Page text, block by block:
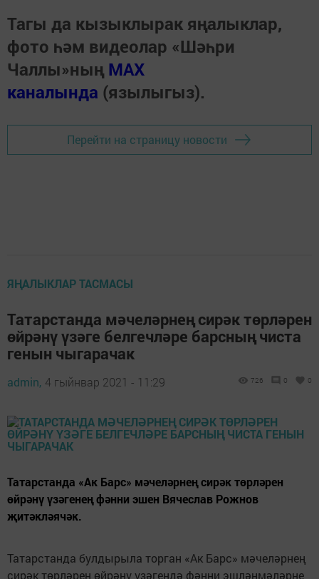
Тагы да кызыклырак яңалыклар,
фото һәм видеолар «Шәһри
Чаллы»ның MAX
каналында (язылыгыз).
Перейти на страницу новости
ЯҢАЛЫКЛАР ТАСМАСЫ
Татарстанда мәчеләрнең сирәк төрләрен
өйрәнү үзәге белгечләре барсның чиста
генын чыгарачак
admin, 4 гыйнвар 2021 - 11:29 726 0 0
Татарстанда «Ак Барс» мәчеләрнең сирәк төрләрен
өйрәнү үзәгенең фәнни эшен Вячеслав Рожнов
җитәкләячәк.
Татарстанда булдырыла торган «Ак Барс» мәчеләрнең
сирәк төрләрен өйрәнү үзәгендә фәнни эшләнмәләрне